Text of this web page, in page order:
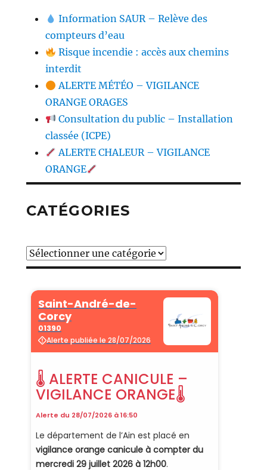
Information SAUR – Relève des
compteurs d’eau
Risque incendie : accès aux chemins
interdit
ALERTE MÉTÉO – VIGILANCE
ORANGE ORAGES
Consultation du public – Installation
classée (ICPE)
ALERTE CHALEUR – VIGILANCE
ORANGE
CATÉGORIES
Catégories